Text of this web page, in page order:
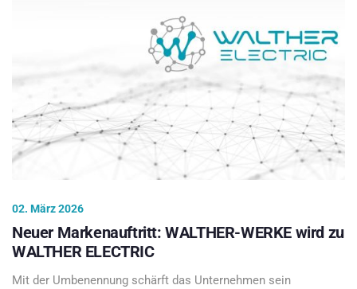
02. März 2026
Neuer Markenauftritt: WALTHER-WERKE wird zu
WALTHER ELECTRIC
Mit der Umbenennung schärft das Unternehmen sein